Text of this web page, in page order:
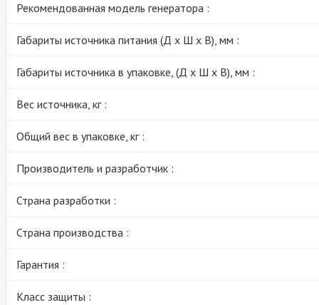
Рекомендованная модель генератора :
Габариты источника питания (Д х Ш х В), мм :
Габариты источника в упаковке, (Д х Ш х В), мм :
Вес источника, кг :
Общий вес в упаковке, кг :
Производитель и разработчик :
Страна разработки :
Страна производства :
Гарантия :
Класс защиты :